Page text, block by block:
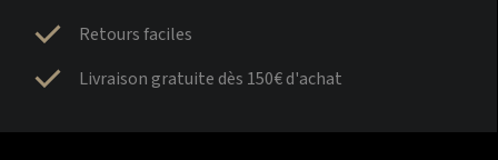
Retours faciles
Livraison gratuite dès 150€ d'achat